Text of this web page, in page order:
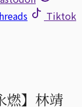
Tiktok
燃】林靖